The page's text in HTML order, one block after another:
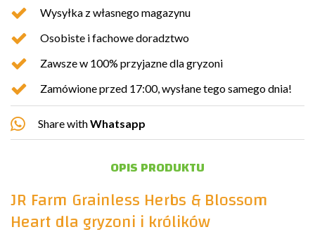
Wysyłka z własnego magazynu
Osobiste i fachowe doradztwo
Zawsze w 100% przyjazne dla gryzoni
Zamówione przed 17:00, wysłane tego samego dnia!
Share withWhatsapp
OPIS PRODUKTU
JR Farm Grainless Herbs & Blossom
Heart dla gryzoni i królików